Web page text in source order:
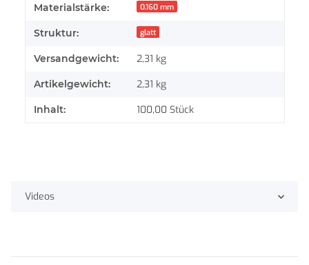
Materialstärke: 0.160 mm
Struktur: glatt
Versandgewicht: 2,31 kg
Artikelgewicht: 2,31 kg
Inhalt: 100,00 Stück
Videos